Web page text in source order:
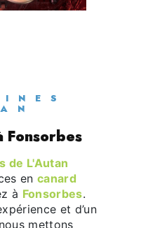
Fonsorbes
de L'Autan
encanard
à Fonsorbes.
et d’un
mettons